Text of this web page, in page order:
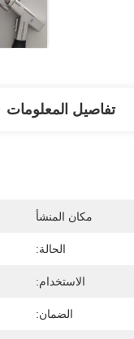
تفاصيل المعلومات
مكان المنشأ
الحالة:
الاستخدام:
الضمان: